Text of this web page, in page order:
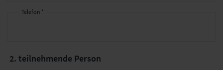
Telefon *
2. teilnehmende Person